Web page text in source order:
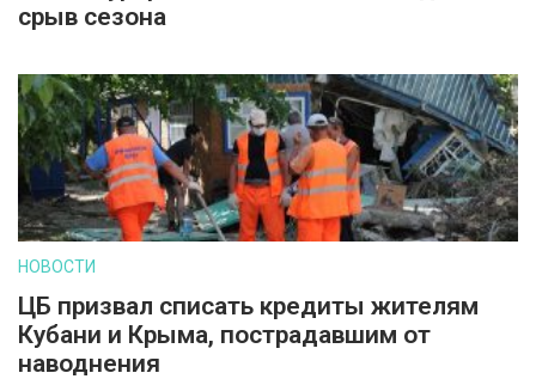
срыв сезона
НОВОСТИ
ЦБ призвал списать кредиты жителям
Кубани и Крыма, пострадавшим от
наводнения